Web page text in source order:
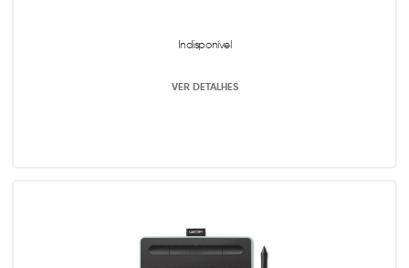
Indisponível
VER DETALHES